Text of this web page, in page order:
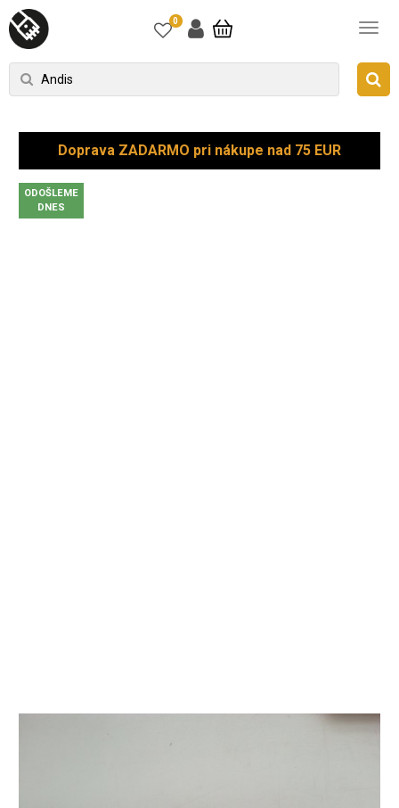
0
Doprava ZADARMO pri nákupe nad 75 EUR
ODOŠLEME
DNES